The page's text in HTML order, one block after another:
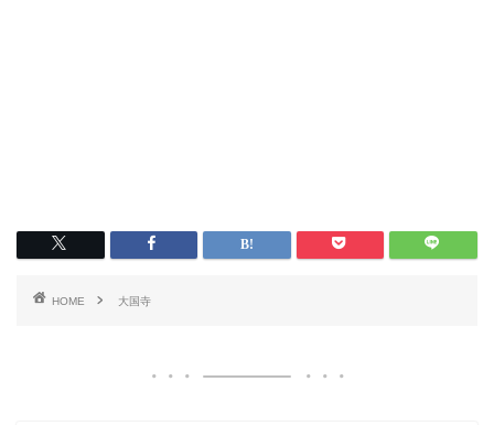
HOME 大国寺